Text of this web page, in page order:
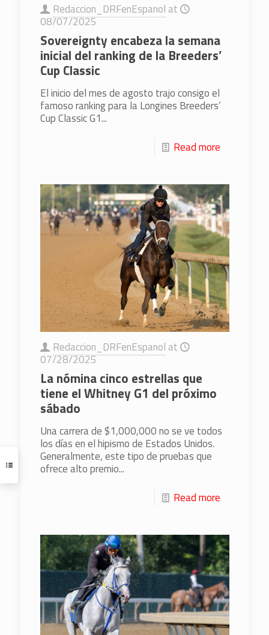
Redaccion_DRFenEspanol at
08/07/2025
Sovereignty encabeza la semana
inicial del ranking de la Breeders’
Cup Classic
El inicio del mes de agosto trajo consigo el
famoso ranking para la Longines Breeders’
Cup Classic G1...
Read more
Redaccion_DRFenEspanol at
07/28/2025
La nómina cinco estrellas que
tiene el Whitney G1 del próximo
sábado
Una carrera de $1,000,000 no se ve todos
los días en el hipismo de Estados Unidos.
Generalmente, este tipo de pruebas que
ofrece alto premio...
Read more